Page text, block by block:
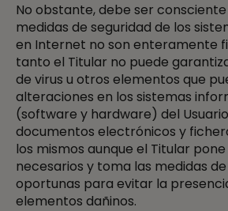
No obstante, debe ser consciente
medidas de seguridad de los
en Internet no son enteramente
tanto el Titular no puede
de virus u otros elementos que
alteraciones en los sistemas
(software y hardware) del
documentos electrónicos y
los mismos aunque el Titular
necesarios y toma las medidas
oportunas para evitar la
elementos dañinos.